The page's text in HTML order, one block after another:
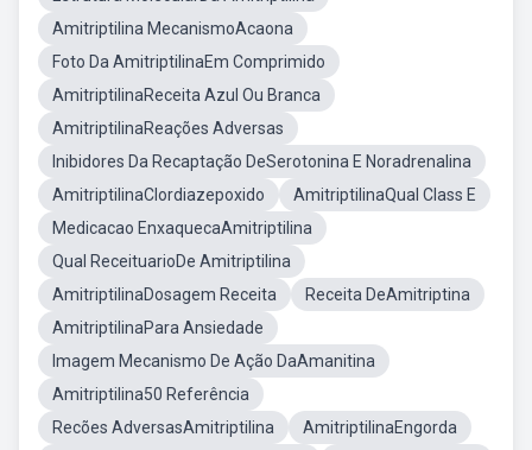
Amitriptilina MecanismoAcaona
Foto Da AmitriptilinaEm Comprimido
AmitriptilinaReceita Azul Ou Branca
AmitriptilinaReações Adversas
Inibidores Da Recaptação DeSerotonina E Noradrenalina
AmitriptilinaClordiazepoxido
AmitriptilinaQual Class E
Medicacao EnxaquecaAmitriptilina
Qual ReceituarioDe Amitriptilina
AmitriptilinaDosagem Receita
Receita DeAmitriptina
AmitriptilinaPara Ansiedade
Imagem Mecanismo De Ação DaAmanitina
Amitriptilina50 Referência
Recões AdversasAmitriptilina
AmitriptilinaEngorda